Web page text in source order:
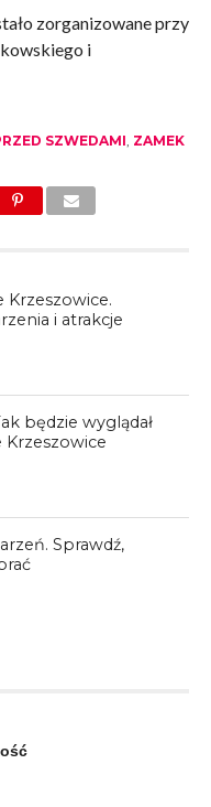
zorganizowane przy
i
SZWEDAMI, ZAMEK
i atrakcje
będzie wyglądał
Sprawdź,